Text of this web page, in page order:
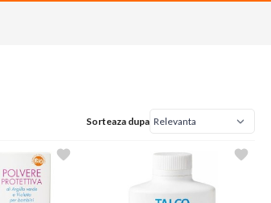
Sorteaza dupa